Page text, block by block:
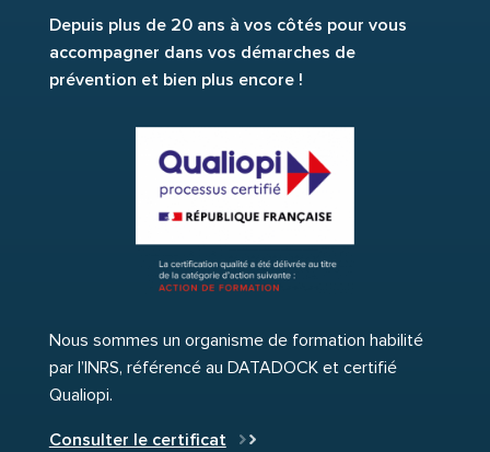
Depuis plus de 20 ans à vos côtés pour vous
accompagner dans vos démarches de
prévention et bien plus encore !
Nous sommes un organisme de formation habilité
par l’INRS, référencé au DATADOCK et certifié
Qualiopi.
Consulter le certificat